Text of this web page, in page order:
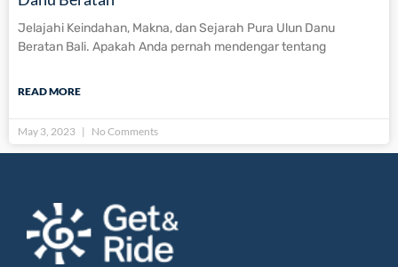
Jelajahi Keindahan, Makna, dan Sejarah Pura Ulun Danu
Beratan Bali. Apakah Anda pernah mendengar tentang
READ MORE
May 3, 2023 No Comments